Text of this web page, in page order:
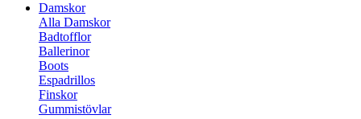
Damskor
Alla Damskor
Badtofflor
Ballerinor
Boots
Espadrillos
Finskor
Gummistövlar